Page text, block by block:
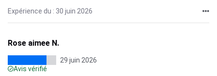
Expérience du : 30 juin 2026
Rose aimee N.
29 juin 2026
Avis vérifié